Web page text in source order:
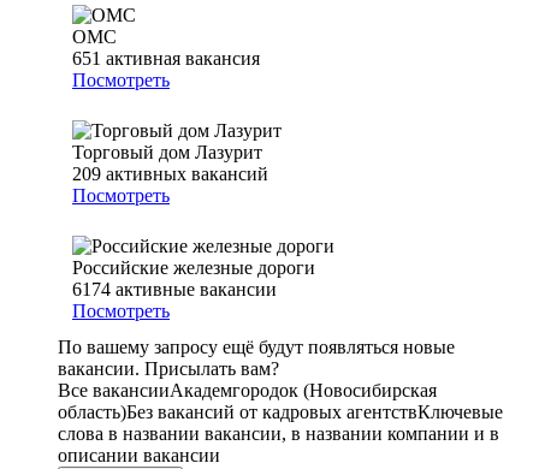
ОМС
651 активная вакансия
Посмотреть
Торговый дом Лазурит
209 активных вакансий
Посмотреть
Российские железные дороги
6174 активные вакансии
Посмотреть
По вашему запросу ещё будут появляться новые
вакансии. Присылать вам?
Все вакансииАкадемгородок (Новосибирская
область)Без вакансий от кадровых агентствКлючевые
слова в названии вакансии, в названии компании и в
описании вакансии